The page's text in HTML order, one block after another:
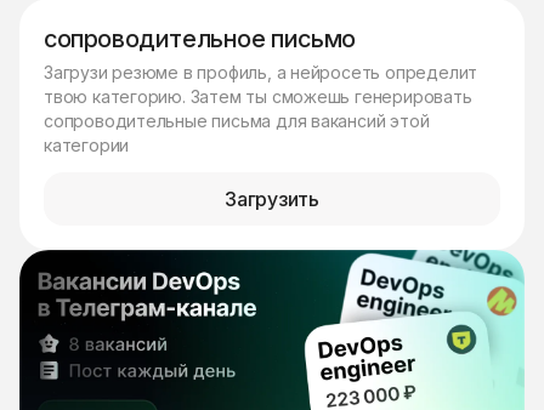
сопроводительное письмо
Загрузи резюме в профиль, а нейросеть определит
твою категорию. Затем ты сможешь генерировать
сопроводительные письма для вакансий этой
категории
Загрузить